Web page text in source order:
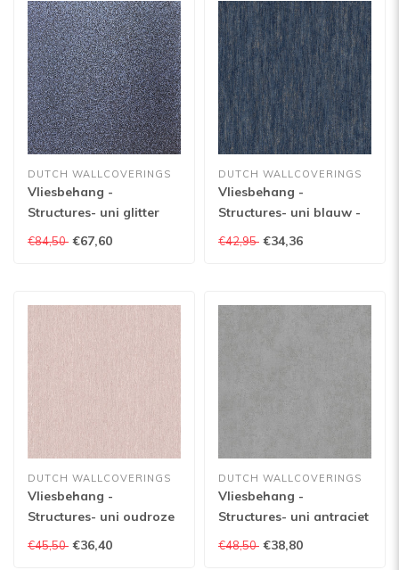
DUTCH WALLCOVERINGS
Vliesbehang -
Structures- uni glitter
d.blauw - M415-01
€84,50 €67,60
DUTCH WALLCOVERINGS
Vliesbehang -
Structures- uni blauw -
A141-01
€42,95 €34,36
DUTCH WALLCOVERINGS
Vliesbehang -
Structures- uni oudroze
- M553-03
€45,50 €36,40
DUTCH WALLCOVERINGS
Vliesbehang -
Structures- uni antraciet
glitter - M552-19
€48,50 €38,80